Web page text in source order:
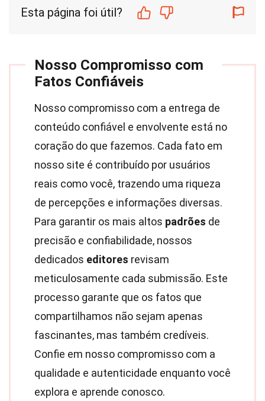
Esta página foi útil?
Nosso Compromisso com
Fatos Confiáveis
Nosso compromisso com a entrega de
conteúdo confiável e envolvente está no
coração do que fazemos. Cada fato em
nosso site é contribuído por usuários
reais como você, trazendo uma riqueza
de percepções e informações diversas.
Para garantir os mais altos padrões de
precisão e confiabilidade, nossos
dedicados editores revisam
meticulosamente cada submissão. Este
processo garante que os fatos que
compartilhamos não sejam apenas
fascinantes, mas também credíveis.
Confie em nosso compromisso com a
qualidade e autenticidade enquanto você
explora e aprende conosco.